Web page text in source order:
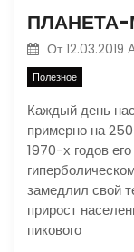
От 12.03.2019
Полезное
Каждый день
примерно на
1970-х годов
замедлил свой
прирост
пикового